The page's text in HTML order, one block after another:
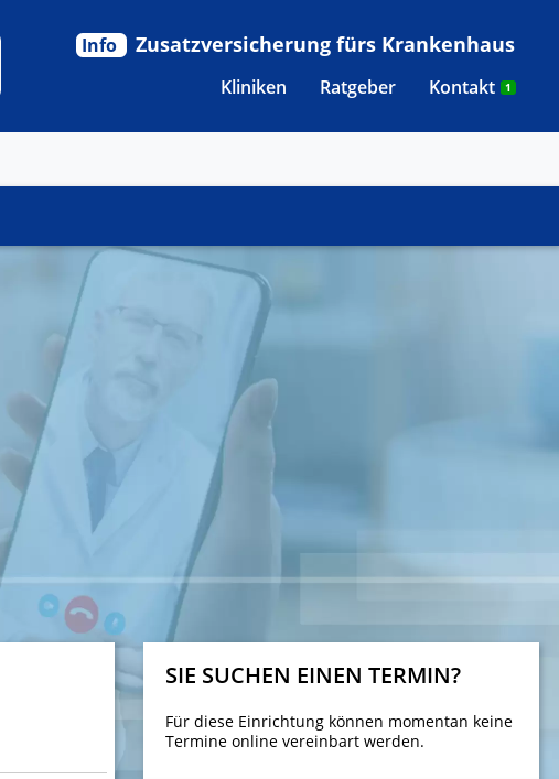
Kliniken
Ratgeber Kontakt 1
Info Zusatzversicherung fürs Krankenhaus
SIE SUCHEN EINEN TERMIN?
Für diese Einrichtung können momentan keine
Termine online vereinbart werden.